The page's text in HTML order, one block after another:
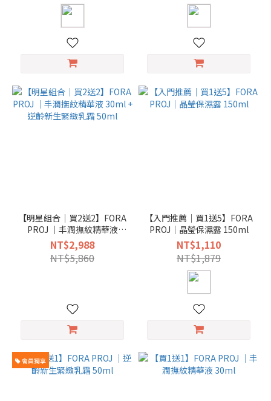
【明星組合｜買2送2】FORA
PROJ ｜丰潤撫紋精華液
30ml + 逆齡新生緊緻乳霜
50ml
NT$2,988
NT$5,860
【入門推薦｜買1送5】FORA
PROJ｜晶瑩保濕露 150ml
NT$1,110
NT$1,879
會員獨享